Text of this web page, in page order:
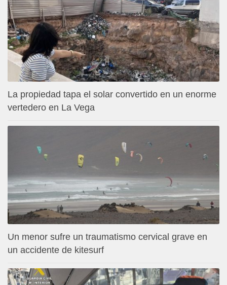
La propiedad tapa el solar convertido en un enorme
vertedero en La Vega
Un menor sufre un traumatismo cervical grave en
un accidente de kitesurf